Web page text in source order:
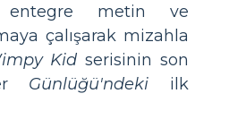
entegre metin ve
çalışarak mizahla
Kid serisinin son
Günlüğü'ndeki ilk